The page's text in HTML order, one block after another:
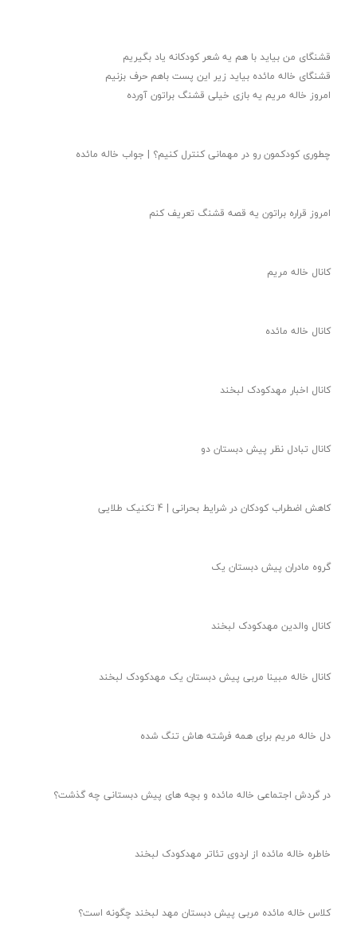
★
قشنگای من بيايد با هم یه شعر کودکانه ياد بگیریم
قشنگای خاله مائده بیاید زیر این پست باهم حرف بزنیم
امروز خاله مریم یه بازی خیلی قشنگ براتون آورده
چطوری کودکمون رو در مهمانی کنترل کنیم؟ | جواب خاله مائده
امروز قراره براتون یه قصه قشنگ تعریف کنم
کانال خاله مریم
کانال خاله مائده
کانال اخبار مهدکودک لبخند
کانال تبادل نظر پیش دبستان دو
کاهش اضطراب کودکان در شرایط بحرانی | 4 تکنیک طلایی
گروه مادران پیش دبستان یک
کانال والدین مهدکودک لبخند
کانال خاله مبینا مربی پیش دبستان یک مهدکودک لبخند
دل خاله مریم برای همه فرشته هاش تنگ شده
در گردش اجتماعی خاله مائده و بچه های پیش دبستانی چه گذشت؟
خاطره خاله مائده از اردوی تئاتر مهدکودک لبخند
کلاس خاله مائده مربی پیش دبستان مهد لبخند چگونه است؟